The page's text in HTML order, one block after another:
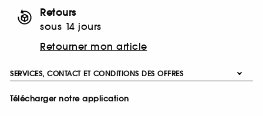
Retours
sous 14 jours
Retourner mon article
SERVICES, CONTACT ET CONDITIONS DES OFFRES
Télécharger notre application